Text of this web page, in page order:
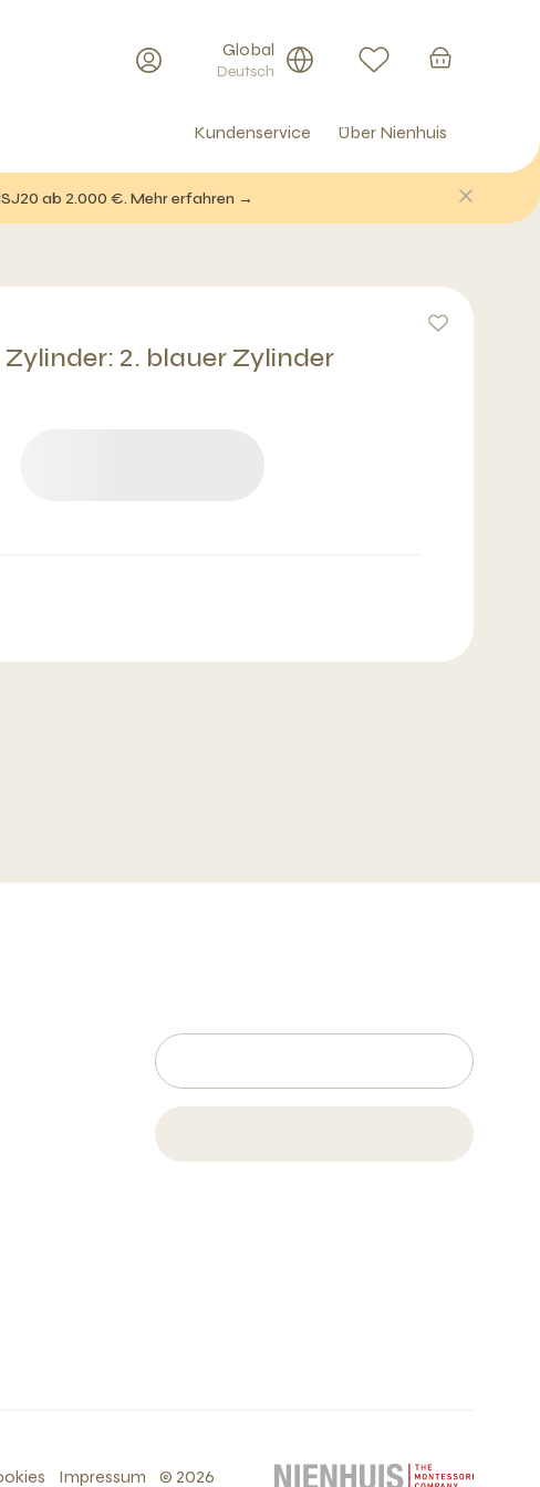
Global
Deutsch
Kundenservice Über Nienhuis
ab 2.000 €. Mehr erfahren →
Zylinder: 2. blauer Zylinder
Impressum © 2026